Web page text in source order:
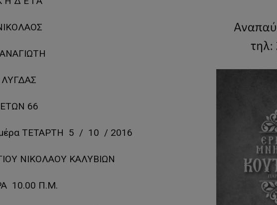
ΛΥΓΔΑΣ
ΕΤΩΝ 66
ΤΕΤΑΡΤΗ 5 / 10 / 2016
ΝΙΚΟΛΑΟΥ ΚΑΛΥΒΙΩΝ
10.00 Π.Μ.